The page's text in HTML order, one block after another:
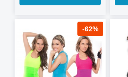
-62%